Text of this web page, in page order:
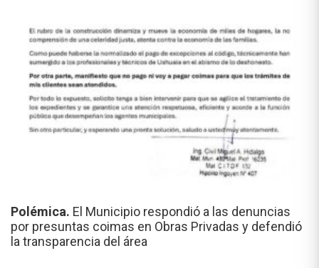
Polémica. El Municipio respondió a las denuncias
por presuntas coimas en Obras Privadas y defendió
la transparencia del área